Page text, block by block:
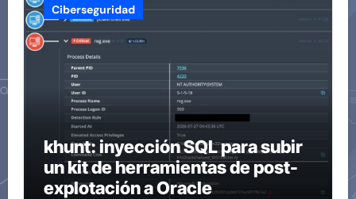
Ciberseguridad
khunt: inyección SQL para subir
un kit de herramientas de post-
explotación a Oracle